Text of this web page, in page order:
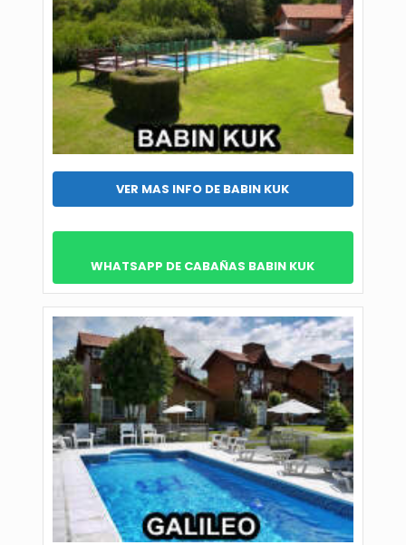
VER MAS INFO DE BABIN KUK
WHATSAPP DE CABAÑAS BABIN KUK